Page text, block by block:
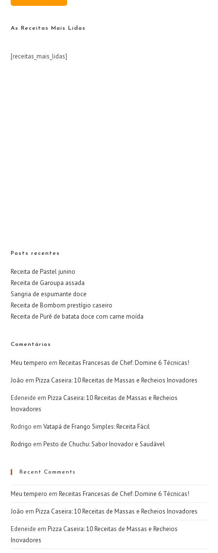
As Receitas Mais Lidas
[receitas_mais_lidas]
Posts recentes
Receita de Pastel junino
Receita de Garoupa assada
Sangria de espumante doce
Receita de Bombom prestígio caseiro
Receita de Purê de batata doce com carne moída
Comentários
Meu tempero emReceitas Francesas de Chef: Domine 6 Técnicas!
João emPizza Caseira: 10 Receitas de Massas e Recheios Inovadores
Edeneide emPizza Caseira: 10 Receitas de Massas e Recheios
Inovadores
Rodrigo emVatapá de Frango Simples: Receita Fácil
Rodrigo emPesto de Chuchu: Sabor Inovador e Saudável
Recent Comments
Meu tempero emReceitas Francesas de Chef: Domine 6 Técnicas!
João emPizza Caseira: 10 Receitas de Massas e Recheios Inovadores
Edeneide emPizza Caseira: 10 Receitas de Massas e Recheios
Inovadores